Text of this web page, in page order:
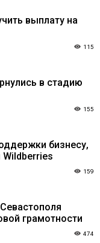
выплату на
115
в стадию
155
бизнесу,
159
грамотности
474